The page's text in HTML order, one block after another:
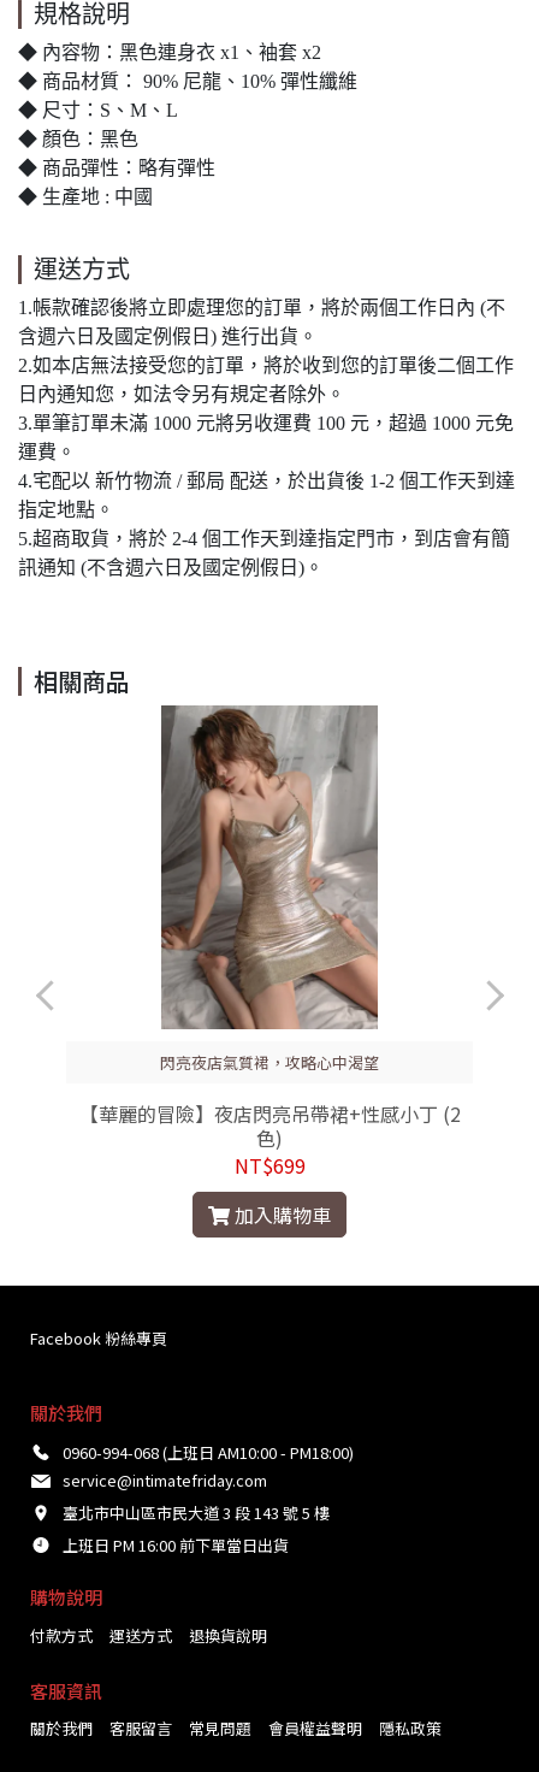
規格說明
◆ 內容物：黑色連身衣 x1、袖套 x2
◆ 商品材質： 90% 尼龍、10% 彈性纖維
◆ 尺寸：S、M、L
◆ 顏色：黑色
◆ 商品彈性：略有彈性
◆ 生產地 : 中國
運送方式
1.帳款確認後將立即處理您的訂單，將於兩個工作日內 (不
含週六日及國定例假日) 進行出貨。
2.如本店無法接受您的訂單，將於收到您的訂單後二個工作
日內通知您，如法令另有規定者除外。
3.單筆訂單未滿 1000 元將另收運費 100 元，超過 1000 元免
運費。
4.宅配以 新竹物流 / 郵局 配送，於出貨後 1-2 個工作天到達
指定地點。
5.超商取貨，將於 2-4 個工作天到達指定門市，到店會有簡
訊通知 (不含週六日及國定例假日)。
相關商品
閃亮夜店氣質裙，攻略心中渴望
【華麗的冒險】夜店閃亮吊帶裙+性感小丁 (2
色)
NT$699
加入購物車
關於我們
0960-994-068 (上班日 AM10:00 - PM18:00)
service@intimatefriday.com
臺北市中山區市民大道 3 段 143 號 5 樓
上班日 PM 16:00 前下單當日出貨
購物說明
付款方式 運送方式 退換貨說明
客服資訊
關於我們 客服留言 常見問題 會員權益聲明 隱私政策
Facebook 粉絲專頁